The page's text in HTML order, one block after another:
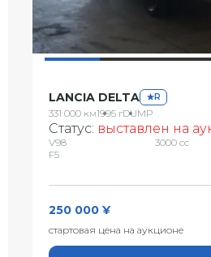
LANCIA DELTA R
331 000 км1995 гDUMP
Статус: выставлен на
V98
F5
3000 сс
250 000 ¥
стартовая цена на аукционе